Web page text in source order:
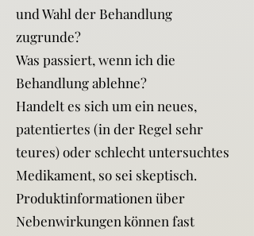
und Wahl der Behandlung
zugrunde?
Was passiert, wenn ich die
Behandlung ablehne?
Handelt es sich um ein neues,
patentiertes (in der Regel sehr
teures) oder schlecht untersuchtes
Medikament, so sei skeptisch.
Produktinformationen über
Nebenwirkungen können fast